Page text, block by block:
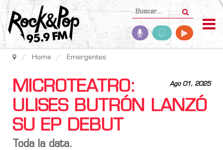
Home Emergentes
Ago 01, 2025
MICROTEATRO:
ULISES BUTRÓN LANZÓ
SU EP DEBUT
Toda la data.